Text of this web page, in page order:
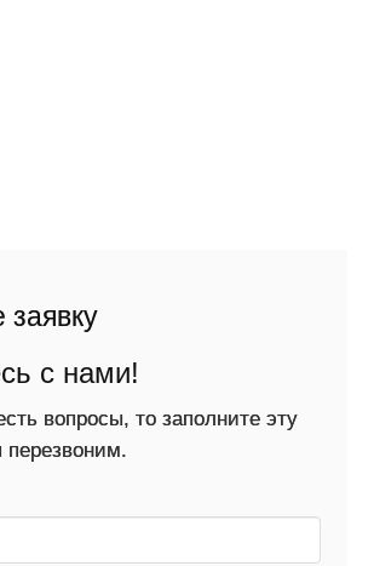
заявку
с нами!
вопросы, то заполните эту